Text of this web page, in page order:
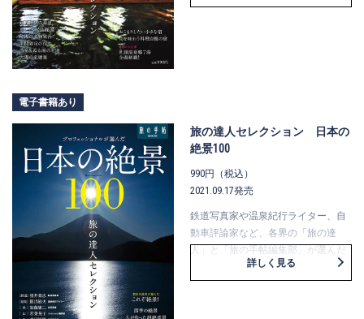
景風呂、そして料理自慢など、どれ
電子書籍あり
旅の達人セレクション 日本の
絶景100
990円（税込）
2021.09.17発売
鉄道写真家や温泉紀行ライター、自
動車評論家など、各界の「旅の達
人」と「旅の手帖編集部」が選んだ
絶景スポットを、見るだけで楽しめ
る美しい写真で紹介。
詳しく見る